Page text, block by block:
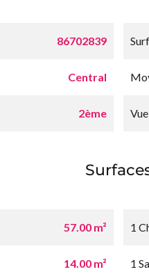
86702839
Central
2ème Vue
57.00 m² 1
14.00 m² 1